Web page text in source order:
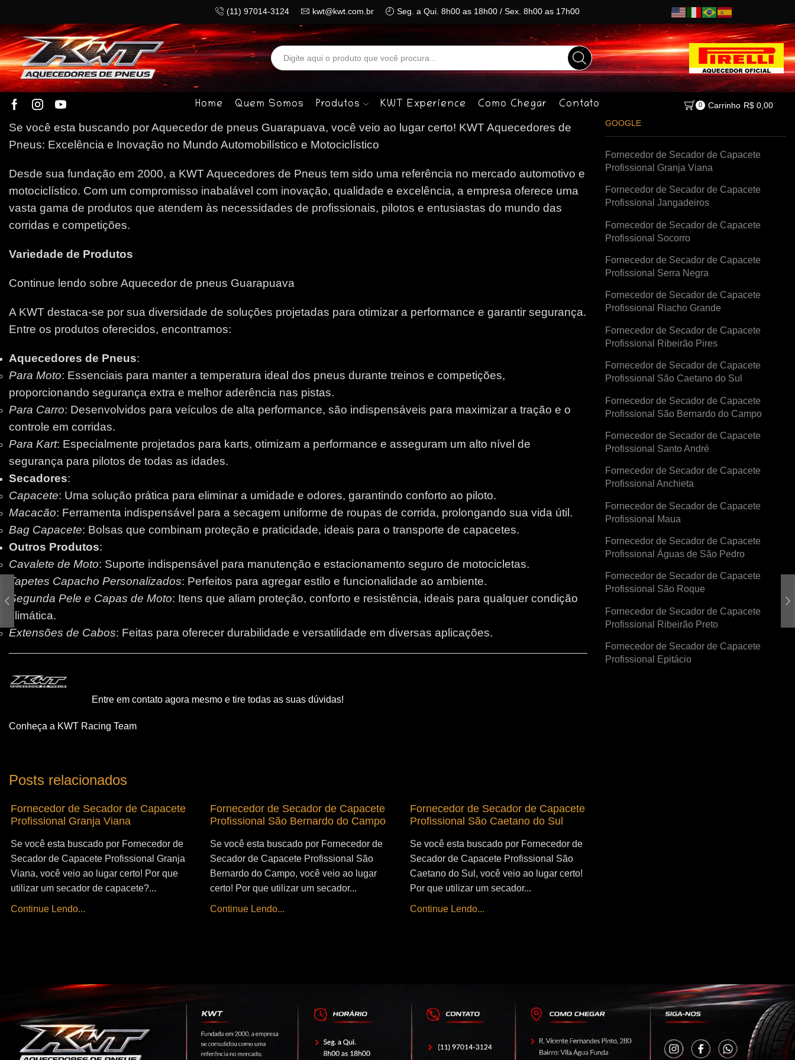
(11) 97014-3124 kwt@kwt.com.br Seg. a Qui. 8h00 as 18h00 / Sex. 8h00 as 17h00
Search
input
Home Quem Somos Produtos KWT Experience Como Chegar Contato 0 Carrinho R$0,00
Se você esta buscando por Aquecedor de pneus Guarapuava, você veio ao lugar certo! KWT Aquecedores de
Pneus: Excelência e Inovação no Mundo Automobilístico e Motociclístico
Desde sua fundação em 2000, a KWT Aquecedores de Pneus tem sido uma referência no mercado automotivo e
motociclístico. Com um compromisso inabalável com inovação, qualidade e excelência, a empresa oferece uma
vasta gama de produtos que atendem às necessidades de profissionais, pilotos e entusiastas do mundo das
corridas e competições.
Variedade de Produtos
Continue lendo sobre Aquecedor de pneus Guarapuava
A KWT destaca-se por sua diversidade de soluções projetadas para otimizar a performance e garantir segurança.
Entre os produtos oferecidos, encontramos:
Aquecedores de Pneus:
Para Moto: Essenciais para manter a temperatura ideal dos pneus durante treinos e competições,
proporcionando segurança extra e melhor aderência nas pistas.
Para Carro: Desenvolvidos para veículos de alta performance, são indispensáveis para maximizar a tração e o
controle em corridas.
Para Kart: Especialmente projetados para karts, otimizam a performance e asseguram um alto nível de
segurança para pilotos de todas as idades.
Secadores:
Capacete: Uma solução prática para eliminar a umidade e odores, garantindo conforto ao piloto.
Macacão: Ferramenta indispensável para a secagem uniforme de roupas de corrida, prolongando sua vida útil.
Bag Capacete: Bolsas que combinam proteção e praticidade, ideais para o transporte de capacetes.
Outros Produtos:
Cavalete de Moto: Suporte indispensável para manutenção e estacionamento seguro de motocicletas.
Tapetes Capacho Personalizados: Perfeitos para agregar estilo e funcionalidade ao ambiente.
Segunda Pele e Capas de Moto: Itens que aliam proteção, conforto e resistência, ideais para qualquer condição
climática.
Extensões de Cabos: Feitas para oferecer durabilidade e versatilidade em diversas aplicações.
Entre em contato agora mesmo e tire todas as suas dúvidas!
Conheça a KWT Racing Team
Posts relacionados
Fornecedor de Secador de Capacete
Profissional Granja Viana
Se você esta buscado por Fornecedor de
Secador de Capacete Profissional Granja
Viana, você veio ao lugar certo! Por que
utilizar um secador de capacete?...
Continue Lendo...
Fornecedor de Secador de Capacete
Profissional São Bernardo do Campo
Se você esta buscado por Fornecedor de
Secador de Capacete Profissional São
Bernardo do Campo, você veio ao lugar
certo! Por que utilizar um secador...
Continue Lendo...
Fornecedor de Secador de Capacete
Profissional São Caetano do Sul
Se você esta buscado por Fornecedor de
Secador de Capacete Profissional São
Caetano do Sul, você veio ao lugar certo!
Por que utilizar um secador...
Continue Lendo...
GOOGLE
Fornecedor de Secador de Capacete
Profissional Granja Viana
Fornecedor de Secador de Capacete
Profissional Jangadeiros
Fornecedor de Secador de Capacete
Profissional Socorro
Fornecedor de Secador de Capacete
Profissional Serra Negra
Fornecedor de Secador de Capacete
Profissional Riacho Grande
Fornecedor de Secador de Capacete
Profissional Ribeirão Pires
Fornecedor de Secador de Capacete
Profissional São Caetano do Sul
Fornecedor de Secador de Capacete
Profissional São Bernardo do Campo
Fornecedor de Secador de Capacete
Profissional Santo André
Fornecedor de Secador de Capacete
Profissional Anchieta
Fornecedor de Secador de Capacete
Profissional Maua
Fornecedor de Secador de Capacete
Profissional Águas de São Pedro
Fornecedor de Secador de Capacete
Profissional São Roque
Fornecedor de Secador de Capacete
Profissional Ribeirão Preto
Fornecedor de Secador de Capacete
Profissional Epitácio